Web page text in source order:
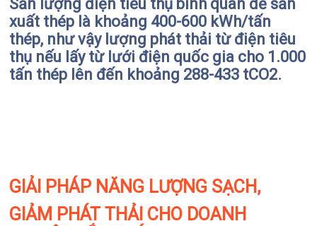
Sản lượng điện tiêu thụ bình quân để sản
xuất thép là khoảng 400-600 kWh/tấn
thép, như vậy lượng phát thải từ điện tiêu
thụ nếu lấy từ lưới điện quốc gia cho 1.000
tấn thép lên đến khoảng 288-433 tCO2.
GIẢI PHÁP NĂNG LƯỢNG SẠCH,
GIẢM PHÁT THẢI CHO DOANH